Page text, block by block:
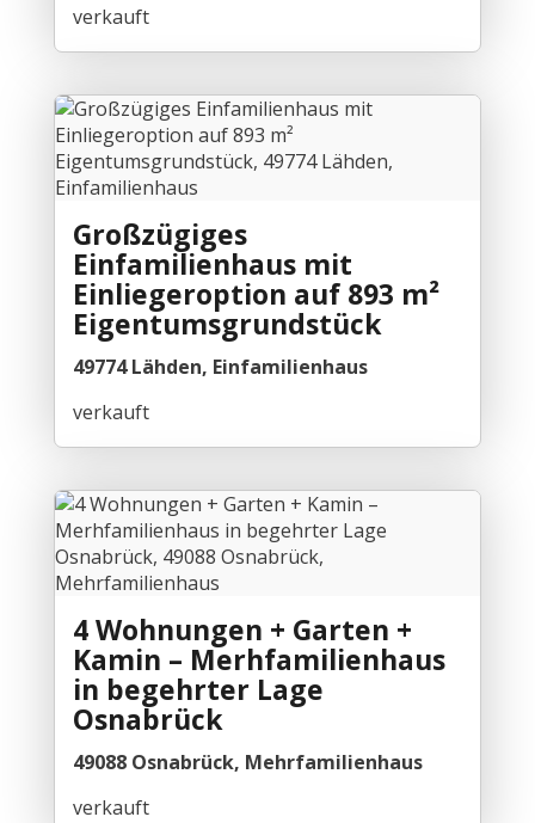
verkauft
Großzügiges
Einfamilienhaus mit
Einliegeroption auf 893 m²
Eigentumsgrundstück
49774 Lähden, Einfamilienhaus
verkauft
4 Wohnungen + Garten +
Kamin – Merhfamilienhaus
in begehrter Lage
Osnabrück
49088 Osnabrück, Mehrfamilienhaus
verkauft